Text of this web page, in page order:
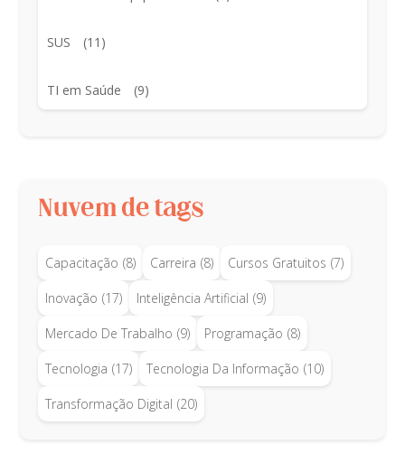
SUS (11)
TI em Saúde (9)
Nuvem de tags
Capacitação (8) Carreira (8) Cursos Gratuitos (7)
Inovação (17) Inteligência Artificial (9)
Mercado De Trabalho (9) Programação (8)
Tecnologia (17) Tecnologia Da Informação (10)
Transformação Digital (20)